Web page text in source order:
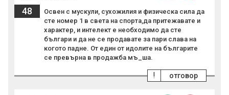
48
Освен с мускули, сухожилия и физическа сила да
сте номер 1 в света на спорта,да притежавате и
характер, и интелект е необходимо да сте
българи и да не се продавате за пари слава на
когото падне. От един от идолите на българите
се превърна в продажба мъ_ша.
отговор
!